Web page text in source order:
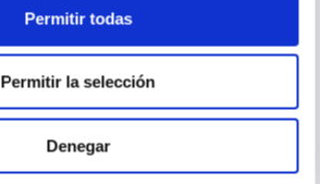
Permitir todas
Permitir la selección
Denegar
DISNEY
MICKEY AVENTURAS SOBRE
RUEDAS. AMIGOS EN
ACCION. CUENTO
PICTOGRAFICO - MEMOTEST